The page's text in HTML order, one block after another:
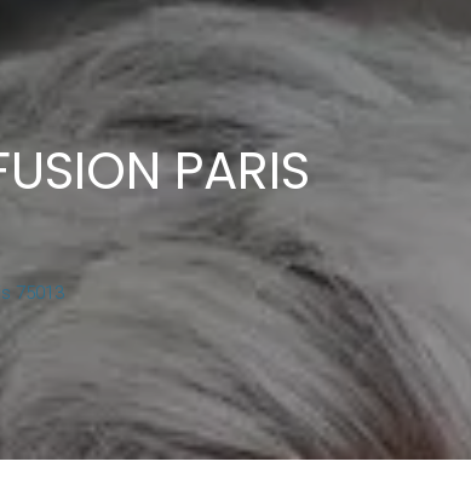
PARIS
75013